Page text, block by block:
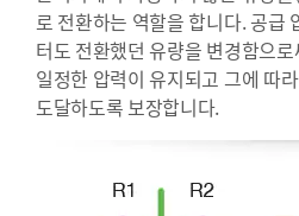
로 전환하는 역할을 합니다. 공급
터도 전환했던 유량을 변경함으
일정한 압력이 유지되고 그에 따
도달하도록 보장합니다.